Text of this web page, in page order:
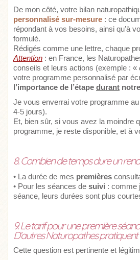
De mon côté, votre bilan
personnalisé sur-mesure : ce
répondant à vos besoins, ainsi qu’à
formulé.
Rédigés comme une lettre, chaque
Attention : en France, les
conseils et leurs actions (exemple : «
votre programme personnalisé par
l’importance de l’étape durant
Je vous enverrai votre programme
4-5 jours).
Et, bien sûr, si vous avez la moindre
programme, je reste disponible, et à
8. Combien de temps dure un
• La durée de mes premières
• Pour les séances de suivi : comme
séance, leurs durées sont plus
9. Le tarif pour une première
D’autres Naturopathes pratiquent
Cette question est pertinente et